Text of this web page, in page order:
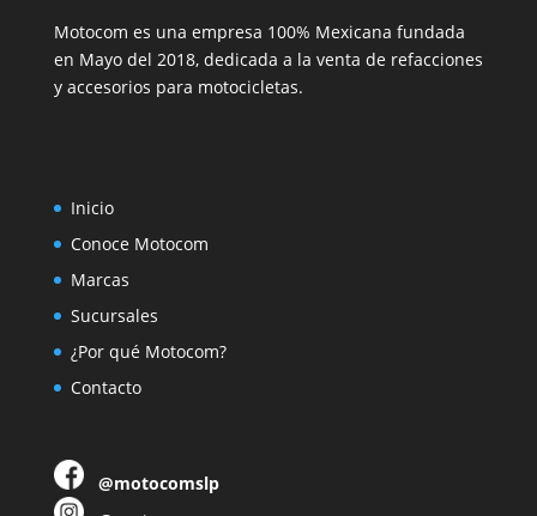
Motocom es una empresa 100% Mexicana fundada
en Mayo del 2018, dedicada a la venta de refacciones
y accesorios para motocicletas.
Inicio
Conoce Motocom
Marcas
Sucursales
¿Por qué Motocom?
Contacto
@motocomslp